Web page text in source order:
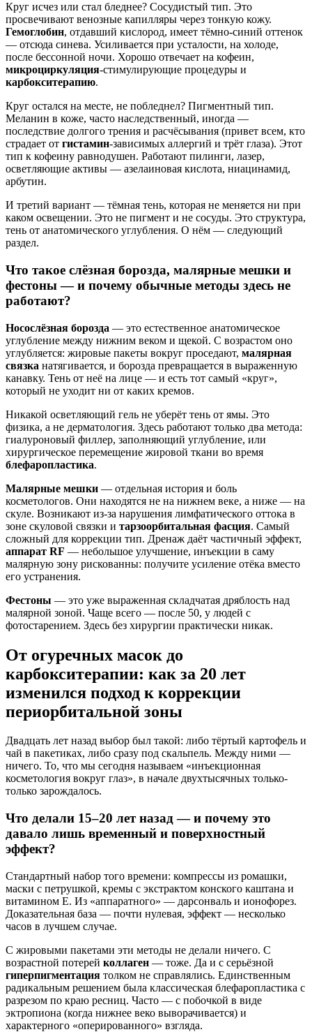
Круг исчез или стал бледнее? Сосудистый тип. Это
просвечивают венозные капилляры через тонкую кожу.
Гемоглобин, отдавший кислород, имеет тёмно-синий оттенок
— отсюда синева. Усиливается при усталости, на холоде,
после бессонной ночи. Хорошо отвечает на кофеин,
микроциркуляция-стимулирующие процедуры и
карбокситерапию.
Круг остался на месте, не побледнел? Пигментный тип.
Меланин в коже, часто наследственный, иногда —
последствие долгого трения и расчёсывания (привет всем, кто
страдает от гистамин-зависимых аллергий и трёт глаза). Этот
тип к кофеину равнодушен. Работают пилинги, лазер,
осветляющие активы — азелаиновая кислота, ниацинамид,
арбутин.
И третий вариант — тёмная тень, которая не меняется ни при
каком освещении. Это не пигмент и не сосуды. Это структура,
тень от анатомического углубления. О нём — следующий
раздел.
Что такое слёзная борозда, малярные мешки и
фестоны — и почему обычные методы здесь не
работают?
Носослёзная борозда — это естественное анатомическое
углубление между нижним веком и щекой. С возрастом оно
углубляется: жировые пакеты вокруг проседают, малярная
связка натягивается, и борозда превращается в выраженную
канавку. Тень от неё на лице — и есть тот самый «круг»,
который не уходит ни от каких кремов.
Никакой осветляющий гель не уберёт тень от ямы. Это
физика, а не дерматология. Здесь работают только два метода:
гиалуроновый филлер, заполняющий углубление, или
хирургическое перемещение жировой ткани во время
блефаропластика.
Малярные мешки — отдельная история и боль
косметологов. Они находятся не на нижнем веке, а ниже — на
скуле. Возникают из-за нарушения лимфатического оттока в
зоне скуловой связки и тарзоорбитальная фасция. Самый
сложный для коррекции тип. Дренаж даёт частичный эффект,
аппарат RF — небольшое улучшение, инъекции в саму
малярную зону рискованны: получите усиление отёка вместо
его устранения.
Фестоны — это уже выраженная складчатая дряблость над
малярной зоной. Чаще всего — после 50, у людей с
фотостарением. Здесь без хирургии практически никак.
От огуречных масок до
карбокситерапии: как за 20 лет
изменился подход к коррекции
периорбитальной зоны
Двадцать лет назад выбор был такой: либо тёртый картофель и
чай в пакетиках, либо сразу под скальпель. Между ними —
ничего. То, что мы сегодня называем «инъекционная
косметология вокруг глаз», в начале двухтысячных только-
только зарождалось.
Что делали 15–20 лет назад — и почему это
давало лишь временный и поверхностный
эффект?
Стандартный набор того времени: компрессы из ромашки,
маски с петрушкой, кремы с экстрактом конского каштана и
витамином Е. Из «аппаратного» — дарсонваль и ионофорез.
Доказательная база — почти нулевая, эффект — несколько
часов в лучшем случае.
С жировыми пакетами эти методы не делали ничего. С
возрастной потерей коллаген — тоже. Да и с серьёзной
гиперпигментация толком не справлялись. Единственным
радикальным решением была классическая блефаропластика с
разрезом по краю ресниц. Часто — с побочкой в виде
эктропиона (когда нижнее веко выворачивается) и
характерного «оперированного» взгляда.